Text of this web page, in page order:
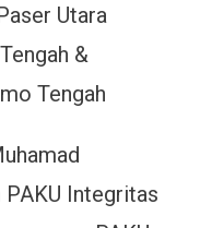
Utara
&
Tengah
Integritas